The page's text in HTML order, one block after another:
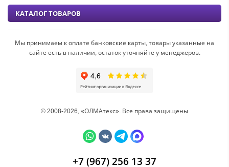
Мы принимаем к оплате банковские карты, товары указанные на
сайте есть в наличии, остаток уточняйте у менеджеров.
© 2008-2026, «ОЛМАтекс». Все права защищены
КАТАЛОГ ТОВАРОВ
+7 (967) 256 13 37